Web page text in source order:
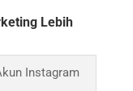
Lebih